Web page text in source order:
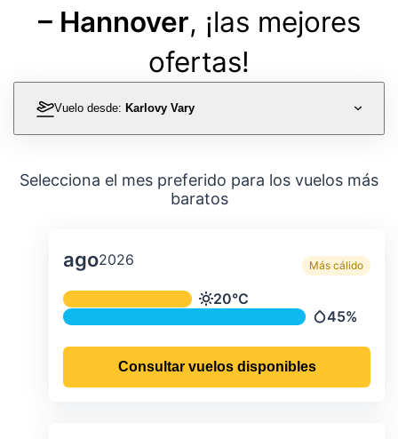
– Hannover, ¡las mejores
ofertas!
Vuelo desde: Karlovy Vary
Selecciona el mes preferido para los vuelos más
baratos
ago2026 Más cálido
Temperatura y precipitación media
Temperatura
20°C
45%
Consultar vuelos disponibles